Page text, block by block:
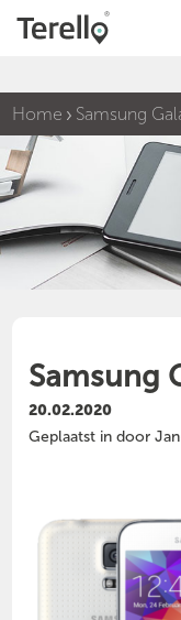
Home
Samsung
Samsung
20.02.2020
Geplaatst in door